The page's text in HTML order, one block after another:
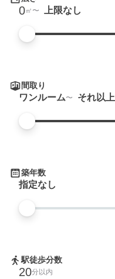
0㎡ 上限なし
間取り
ワンルーム それ以上
築年数
指定なし
駅徒歩分数
20分以内